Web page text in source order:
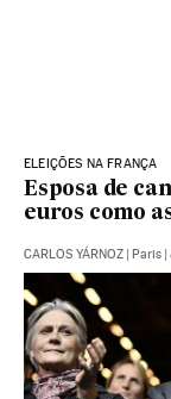
ELEIÇÕES NA FRANÇA
Esposa de
euros como
CARLOS YÁRNOZ Paris